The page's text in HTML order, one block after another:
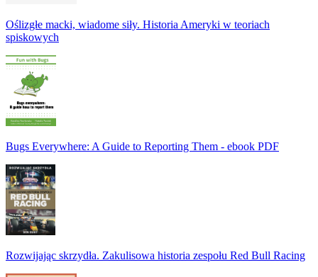
Oślizgłe macki, wiadome siły. Historia Ameryki w teoriach
spiskowych
Bugs Everywhere: A Guide to Reporting Them - ebook PDF
Rozwijając skrzydła. Zakulisowa historia zespołu Red Bull Racing